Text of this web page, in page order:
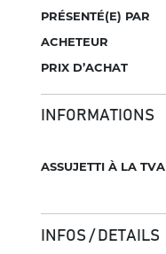
PRÉSENTÉ(E) PAR
ACHETEUR
PRIX D’ACHAT
INFORMATIONS
ASSUJETTI À LA TVA
INFOS / DETAILS